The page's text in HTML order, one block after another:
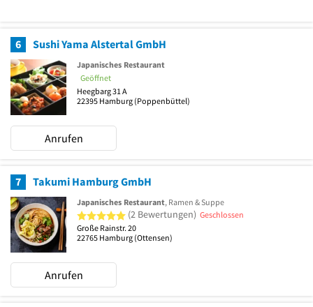
6 Sushi Yama Alstertal GmbH
Japanisches Restaurant
Geöffnet
Heegbarg 31 A
22395 Hamburg (Poppenbüttel)
Anrufen
7 Takumi Hamburg GmbH
Japanisches Restaurant, Ramen & Suppe
5 von 5 Sternen
(2 Bewertungen) Geschlossen
Große Rainstr. 20
22765 Hamburg (Ottensen)
Anrufen